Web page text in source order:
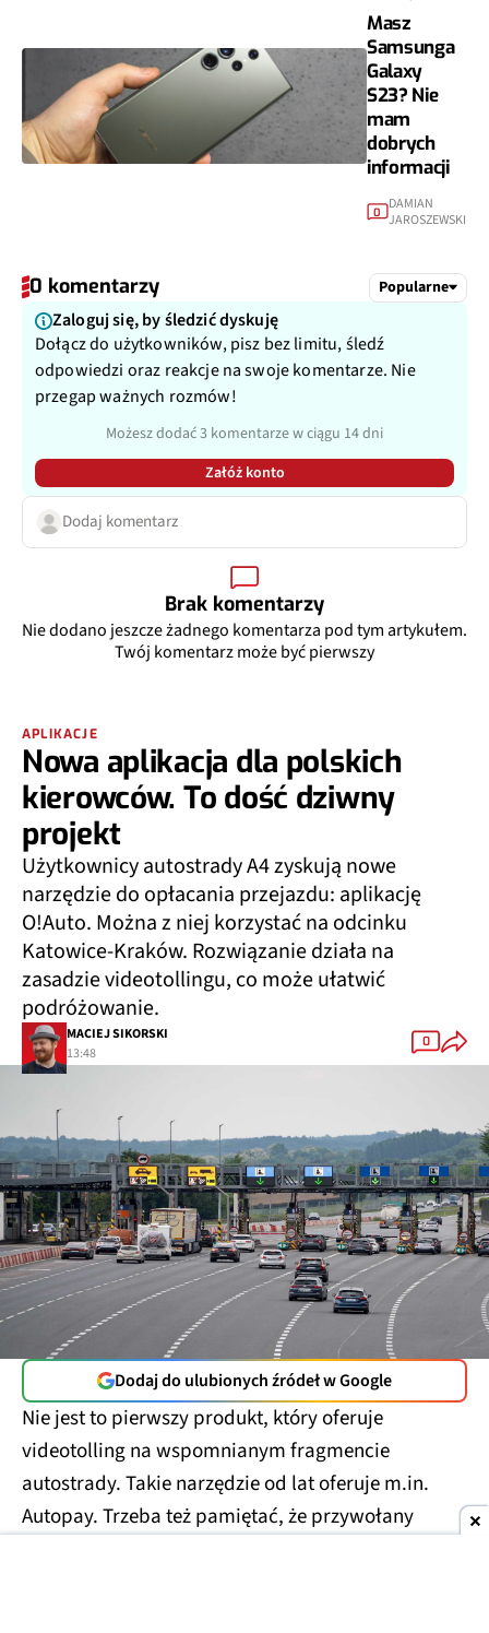
Masz
Samsunga
Galaxy
S23? Nie
mam
dobrych
informacji
0
DAMIAN
JAROSZEWSKI
0 komentarzy Popularne
Zaloguj się, by śledzić dyskuję
Dołącz do użytkowników, pisz bez limitu, śledź
odpowiedzi oraz reakcje na swoje komentarze. Nie
przegap ważnych rozmów!
Możesz dodać 3 komentarze w ciągu 14 dni
Załóż konto
Dodaj komentarz
Brak komentarzy
Nie dodano jeszcze żadnego komentarza pod tym artykułem.
Twój komentarz może być pierwszy
APLIKACJE
Nowa aplikacja dla polskich
kierowców. To dość dziwny
projekt
Użytkownicy autostrady A4 zyskują nowe
narzędzie do opłacania przejazdu: aplikację
O!Auto. Można z niej korzystać na odcinku
Katowice-Kraków. Rozwiązanie działa na
zasadzie videotollingu, co może ułatwić
podróżowanie.
MACIEJ SIKORSKI
13:48
0
Dodaj do ulubionych źródeł w Google
Nie jest to pierwszy produkt, który oferuje
videotolling na wspomnianym fragmencie
autostrady. Takie narzędzie od lat oferuje m.in.
Autopay. Trzeba też pamiętać, że przywołany